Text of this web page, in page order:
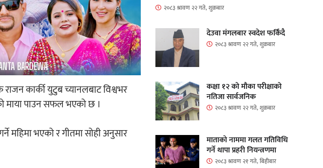
कार्की युटुब च्यानलबाट विश्वभर
माया पाउन सफल भएको छ ।
महिमा भएको र गीतमा सोही अनुसार
२०८३ श्रावण २२ गते, शुक्रबार
देउवा मंगलबार स्वदेश फर्किंदै
२०८३ श्रावण २२ गते, शुक्रबार
कक्षा १२ को मौका परीक्षाको
नतिजा सार्वजनिक
२०८३ श्रावण २२ गते, शुक्रबार
माताकाे नाममा गलत गतिविधि
गर्ने थापा प्रहरी नियन्त्रणमा
२०८३ श्रावण २१ गते, बिहीबार